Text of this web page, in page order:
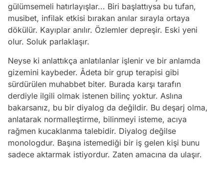
gülümsemeli hatırlayışlar... Biri başlattıysa bu tufan,
musibet, infilak etkisi bırakan anılar sırayla ortaya
dökülür. Kayıplar anılır. Özlemler depreşir. Eski yeni
olur. Soluk parlaklaşır.
Neyse ki anlattıkça anlatılanlar işlenir ve bir anlamda
gizemini kaybeder. Âdeta bir grup terapisi gibi
sürdürülen muhabbet biter. Burada karşı tarafın
derdiyle ilgili olmak istenen bilinç yoktur. Aslına
bakarsanız, bu bir diyalog da değildir. Bu deşarj olma,
anlatarak normalleştirme, bilinmeyi isteme, acıya
rağmen kucaklanma talebidir. Diyalog değilse
monologdur. Başına istemediği bir iş gelen kişi bunu
sadece aktarmak istiyordur. Zaten amacına da ulaşır.